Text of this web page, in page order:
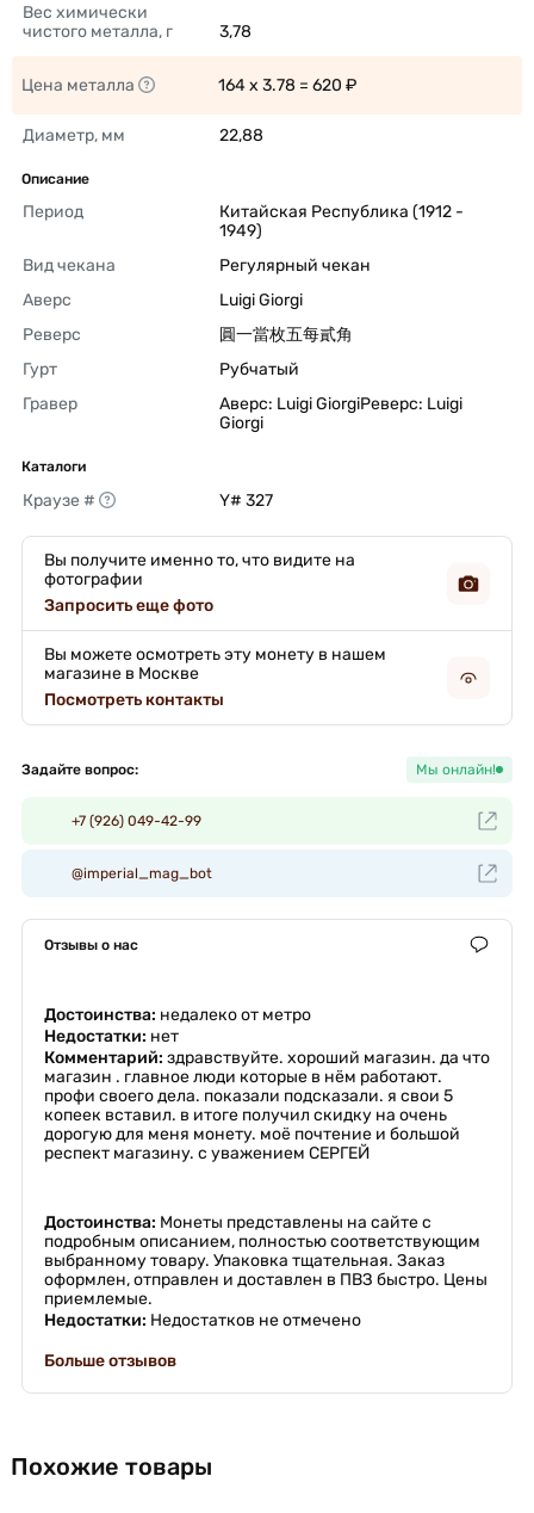
Вес химически
чистого металла, г
3,78
Цена металла 164 x 3.78 = 620 ₽
Диаметр, мм 22,88
Описание
Период
Китайская Республика (1912 -
1949)
Вид чекана
Регулярный чекан
Аверс
Luigi Giorgi
Реверс
圓一當枚五每貳角
Гурт
Рубчатый
Гравер
Аверс: Luigi GiorgiРеверс: Luigi
Giorgi
Каталоги
Краузе # Y# 327
Вы получите именно то, что видите на
фотографии
Запросить еще фото
Вы можете осмотреть эту монету в нашем
магазине в Москве
Посмотреть контакты
Задайте вопрос: Мы онлайн!
+7 (926) 049-42-99
@imperial_mag_bot
Отзывы о нас
Достоинства: недалеко от метро
Недостатки: нет
Комментарий: здравствуйте. хороший магазин. да что
магазин . главное люди которые в нём работают.
профи своего дела. показали подсказали. я свои 5
копеек вставил. в итоге получил скидку на очень
дорогую для меня монету. моё почтение и большой
респект магазину. с уважением СЕРГЕЙ
Достоинства: Монеты представлены на сайте с
подробным описанием, полностью соответствующим
выбранному товару. Упаковка тщательная. Заказ
оформлен, отправлен и доставлен в ПВЗ быстро. Цены
приемлемые.
Недостатки: Недостатков не отмечено
Больше отзывов
Похожие товары